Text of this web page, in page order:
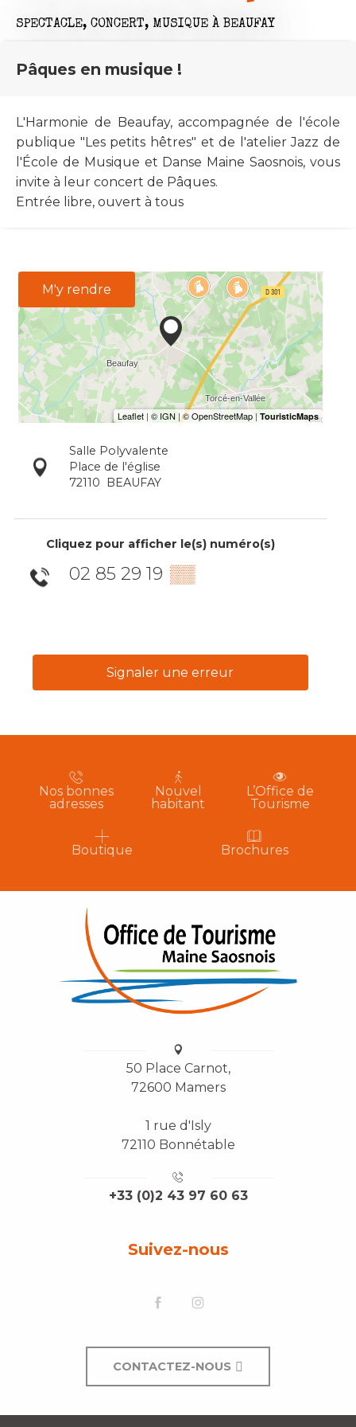
SPECTACLE, CONCERT, MUSIQUE À BEAUFAY
Pâques en musique !
L'Harmonie de Beaufay, accompagnée de l'école
publique "Les petits hêtres" et de l'atelier Jazz de
l'École de Musique et Danse Maine Saosnois, vous
invite à leur concert de Pâques.
Entrée libre, ouvert à tous
M'y rendre
Salle Polyvalente
Place de l'église
72110
BEAUFAY
Cliquez pour afficher le(s) numéro(s)
02 85 29 19 ▒▒
Signaler une erreur
Nos bonnes
adresses
Nouvel
habitant
L’Office de
Tourisme
Boutique Brochures
50 Place Carnot,
72600 Mamers
1 rue d'Isly
72110 Bonnétable
+33 (0)2 43 97 60 63
Suivez-nous
CONTACTEZ-NOUS